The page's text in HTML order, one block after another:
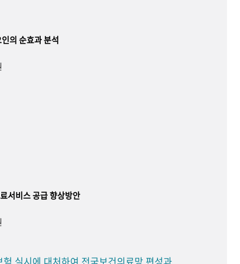
의 순효과 분석
서비스 공급 향상방안